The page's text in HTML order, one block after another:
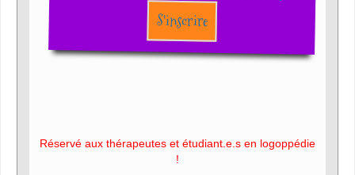
e
n
t
t
i
m e
M
g
e
F
c
S'inscrire
Réservé aux thérapeutes et étudiant.e.s en logoppédie
!